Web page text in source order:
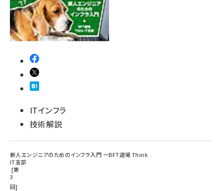
ITインフラ
技術解説
新人エンジニアのためのインフラ入門 ーBFT道場 Think
IT支部
第
3
回